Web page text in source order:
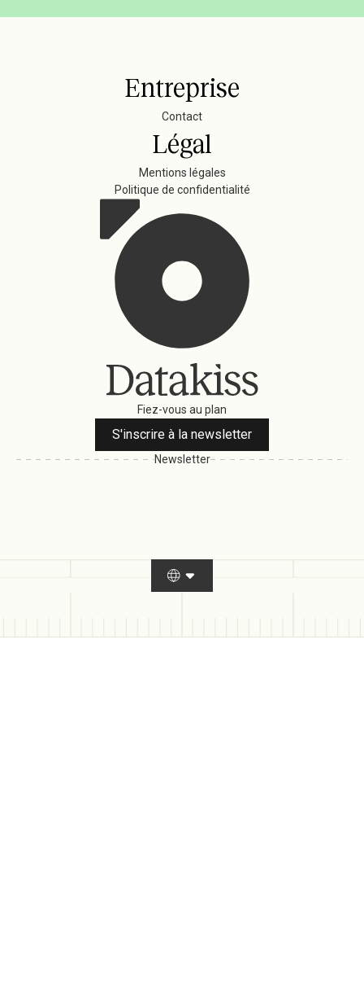
Entreprise
Contact
Légal
Mentions légales
Politique de confidentialité
Fiez-vous au plan
S'inscrire à la newsletter
Newsletter